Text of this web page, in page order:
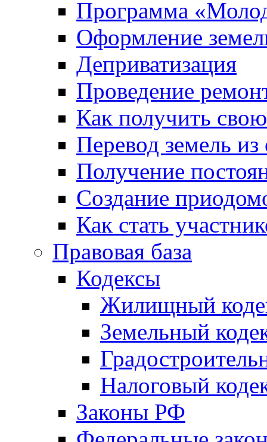
Программа
Оформление
Деприватизация
Проведение
Как получить
Перевод земель
Получение
Создание
Как стать
Правовая база
Кодексы
Жилищный
Земельный
Налоговый
Законы РФ